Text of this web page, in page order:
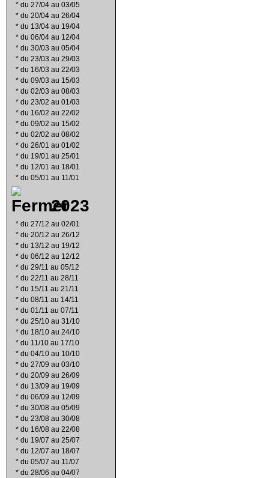
* du 27/04 au 03/05
* du 20/04 au 26/04
* du 13/04 au 19/04
* du 06/04 au 12/04
* du 30/03 au 05/04
* du 23/03 au 29/03
* du 16/03 au 22/03
* du 09/03 au 15/03
* du 02/03 au 08/03
* du 23/02 au 01/03
* du 16/02 au 22/02
* du 09/02 au 15/02
* du 02/02 au 08/02
* du 26/01 au 01/02
* du 19/01 au 25/01
* du 12/01 au 18/01
* du 05/01 au 11/01
2023
* du 27/12 au 02/01
* du 20/12 au 26/12
* du 13/12 au 19/12
* du 06/12 au 12/12
* du 29/11 au 05/12
* du 22/11 au 28/11
* du 15/11 au 21/11
* du 08/11 au 14/11
* du 01/11 au 07/11
* du 25/10 au 31/10
* du 18/10 au 24/10
* du 11/10 au 17/10
* du 04/10 au 10/10
* du 27/09 au 03/10
* du 20/09 au 26/09
* du 13/09 au 19/09
* du 06/09 au 12/09
* du 30/08 au 05/09
* du 23/08 au 30/08
* du 16/08 au 22/08
* du 19/07 au 25/07
* du 12/07 au 18/07
* du 05/07 au 11/07
* du 28/06 au 04/07